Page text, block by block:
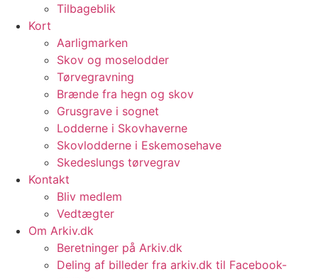
Tilbageblik
Kort
Aarligmarken
Skov og moselodder
Tørvegravning
Brænde fra hegn og skov
Grusgrave i sognet
Lodderne i Skovhaverne
Skovlodderne i Eskemosehave
Skedeslungs tørvegrav
Kontakt
Bliv medlem
Vedtægter
Om Arkiv.dk
Beretninger på Arkiv.dk
Deling af billeder fra arkiv.dk til Facebook-